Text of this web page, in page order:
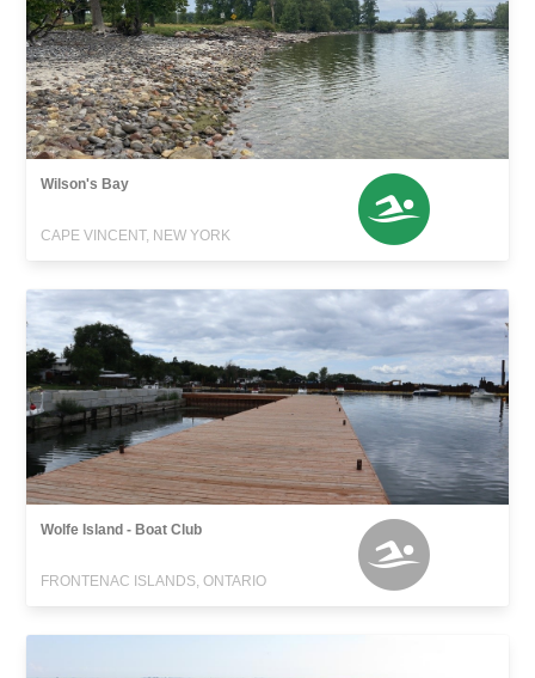
Wilson's Bay
CAPE VINCENT, NEW YORK
Wolfe Island - Boat Club
FRONTENAC ISLANDS, ONTARIO